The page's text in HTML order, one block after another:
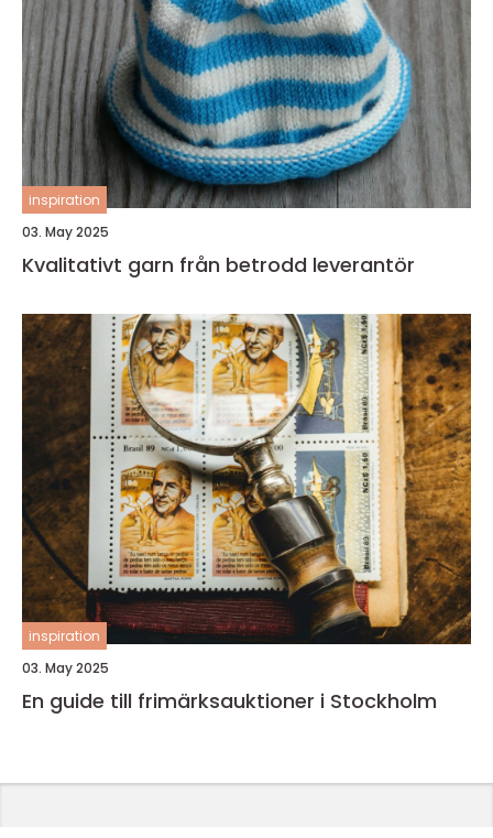
inspiration
03. May 2025
Kvalitativt garn från betrodd leverantör
inspiration
03. May 2025
En guide till frimärksauktioner i Stockholm